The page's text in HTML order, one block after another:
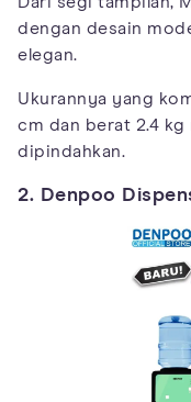
dengan desain
elegan.
Ukurannya yang
cm dan berat 2.4
dipindahkan.
2. Denpoo